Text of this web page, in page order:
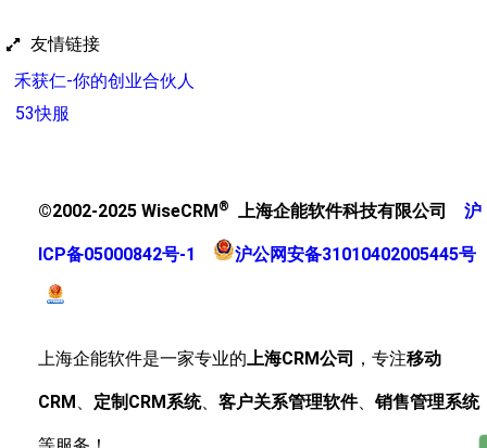
友情链接
禾获仁-你的创业合伙人
53快服
©2002-2025 WiseCRM ® 上海企能软件科技有限公司 沪
ICP备05000842号-1 沪公网安备31010402005445号
上海企能软件是一家专业的上海CRM公司 ，专注移动
CRM 、 定制CRM系统、 客户关系管理软件、销售管理系统